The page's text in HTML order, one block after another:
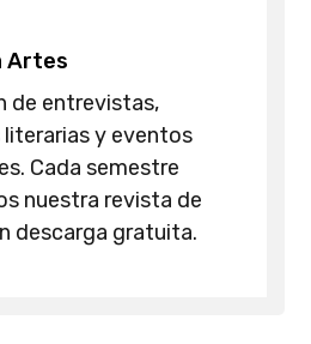
Artes
de entrevistas,
literarias y eventos
Cada semestre
nuestra revista de
descarga gratuita.